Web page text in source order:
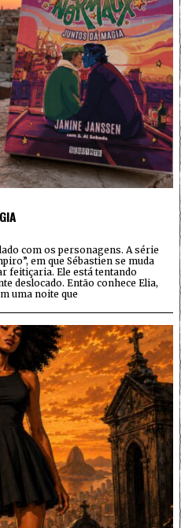
com os personagens. A série
em que Sébastien se muda
feitiçaria. Ele está tentando
deslocado. Então conhece Elia,
uma noite que